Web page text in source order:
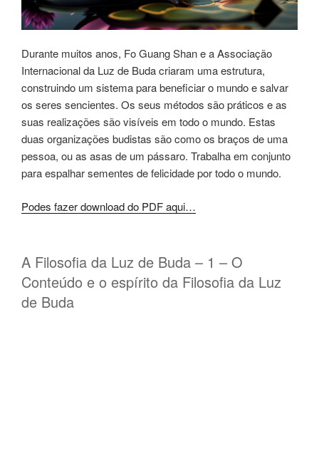
Durante muitos anos, Fo Guang Shan e a Associação
Internacional da Luz de Buda criaram uma estrutura,
construindo um sistema para beneficiar o mundo e salvar
os seres sencientes. Os seus métodos são práticos e as
suas realizações são visíveis em todo o mundo. Estas
duas organizações budistas são como os braços de uma
pessoa, ou as asas de um pássaro. Trabalha em conjunto
para espalhar sementes de felicidade por todo o mundo.
Podes fazer download do PDF aqui…
A Filosofia da Luz de Buda – 1 – O
Conteúdo e o espírito da Filosofia da Luz
de Buda